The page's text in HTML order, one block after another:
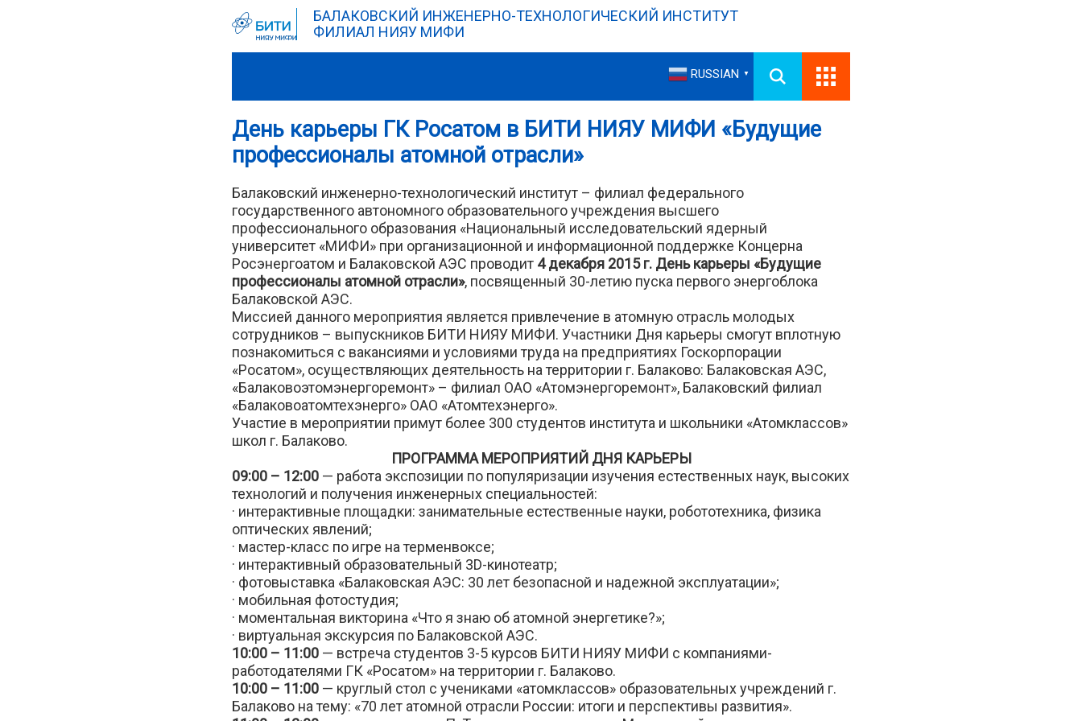
БАЛАКОВСКИЙ ИНЖЕНЕРНО-ТЕХНОЛОГИЧЕСКИЙ ИНСТИТУТ
ФИЛИАЛ НИЯУ МИФИ
RUSSIAN ▼
День карьеры ГК Росатом в БИТИ НИЯУ МИФИ «Будущие
профессионалы атомной отрасли»
Балаковский инженерно-технологический институт – филиал федерального
государственного автономного образовательного учреждения высшего
профессионального образования «Национальный исследовательский ядерный
университет «МИФИ» при организационной и информационной поддержке Концерна
Росэнергоатом и Балаковской АЭС проводит 4 декабря 2015 г. День карьеры «Будущие
профессионалы атомной отрасли», посвященный 30-летию пуска первого энергоблока
Балаковской АЭС.
Миссией данного мероприятия является привлечение в атомную отрасль молодых
сотрудников – выпускников БИТИ НИЯУ МИФИ. Участники Дня карьеры смогут вплотную
познакомиться с вакансиями и условиями труда на предприятиях Госкорпорации
«Росатом», осуществляющих деятельность на территории г. Балаково: Балаковская АЭС,
«Балаковоэтомэнергоремонт» – филиал ОАО «Атомэнергоремонт», Балаковский филиал
«Балаковоатомтехэнерго» ОАО «Атомтехэнерго».
Участие в мероприятии примут более 300 студентов института и школьники «Атомклассов»
школ г. Балаково.
ПРОГРАММА МЕРОПРИЯТИЙ ДНЯ КАРЬЕРЫ
09:00 – 12:00 — работа экспозиции по популяризации изучения естественных наук, высоких
технологий и получения инженерных специальностей:
· интерактивные площадки: занимательные естественные науки, робототехника, физика
оптических явлений;
· мастер-класс по игре на терменвоксе;
· интерактивный образовательный 3D-кинотеатр;
· фотовыставка «Балаковская АЭС: 30 лет безопасной и надежной эксплуатации»;
· мобильная фотостудия;
· моментальная викторина «Что я знаю об атомной энергетике?»;
· виртуальная экскурсия по Балаковской АЭС.
10:00 – 11:00 — встреча студентов 3-5 курсов БИТИ НИЯУ МИФИ с компаниями-
работодателями ГК «Росатом» на территории г. Балаково.
10:00 – 11:00 — круглый стол с учениками «атомклассов» образовательных учреждений г.
Балаково на тему: «70 лет атомной отрасли России: итоги и перспективы развития».